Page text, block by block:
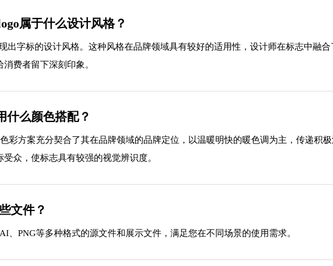
属于什么设计风格？
出字标的设计风格。这种风格在品牌领域具有较好的适用性，设计师在标志中融
费者留下深刻印象。
什么颜色搭配？
彩方案充分契合了其在品牌领域的品牌定位，以温暖明快的暖色调为主，传递积
众，使标志具有较强的视觉辨识度。
文件？
、PNG等多种格式的源文件和展示文件，满足您在不同场景的使用需求。